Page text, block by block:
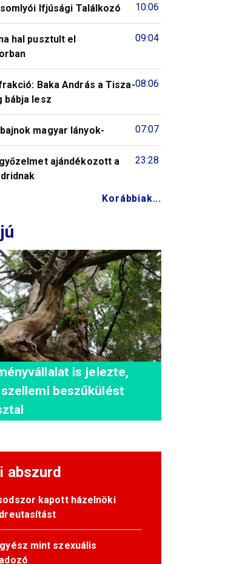
10:06
Ifjúsági Találkozó
09:04
hal pusztult el
08:06
Baka András a Tisza-
bábja lesz
07:07
magyar lányok-
23:28
ajándékozott a
Korábbiak...
is jelezte,
beszűkülést
abszurd
kapott házelnöki
mint szexuális